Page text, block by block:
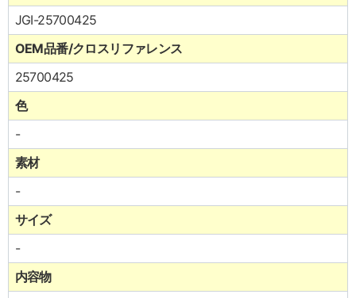
JGI-25700425
OEM品番/クロスリファレンス
25700425
色
-
素材
-
サイズ
-
内容物